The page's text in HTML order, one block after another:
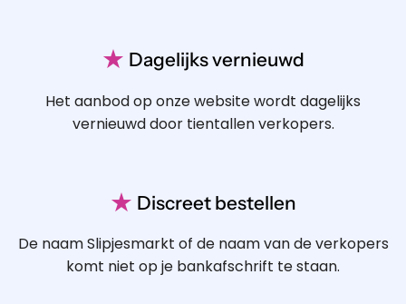
★ Dagelijks vernieuwd
Het aanbod op onze website wordt dagelijks
vernieuwd door tientallen verkopers.
★ Discreet bestellen
De naam Slipjesmarkt of de naam van de verkopers
komt niet op je bankafschrift te staan.